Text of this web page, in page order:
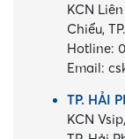
KCN
Chiểu,
Hotline:
Email:
TP. HẢI
KCN